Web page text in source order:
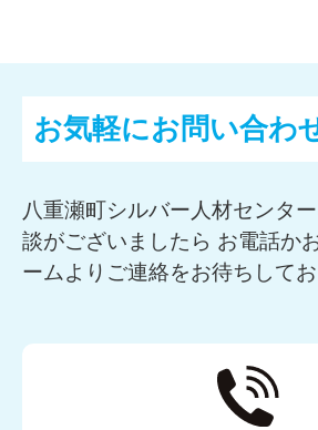
お気軽にお問い合わ
八重瀬町シルバー人材センタ
談がございましたら お電話か
ームよりご連絡をお待ちしてお